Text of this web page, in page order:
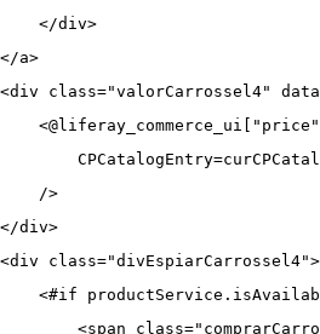
</div>
a>
class="valorCarrossel4"
/>
div>
<#if
<span